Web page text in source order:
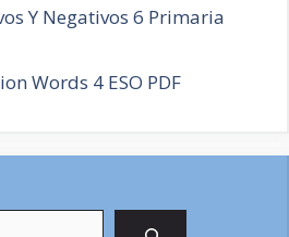
Y Negativos 6 Primaria
Words 4 ESO PDF